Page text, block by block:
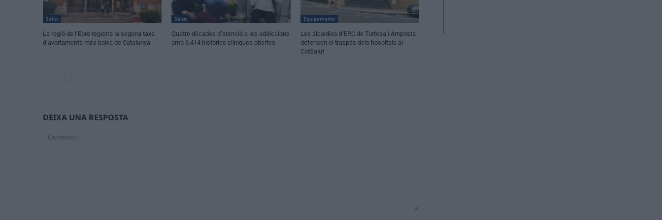
Salut
La regió de l’Ebre registra la segona taxa
d’avortaments més baixa de Catalunya
Salut
Quatre dècades d’atenció a les addiccions
amb 6.414 històries clíniques obertes
Equipaments
Les alcaldies d’ERC de Tortosa i Amposta
defensen el traspàs dels hospitals al
CatSalut
DEIXA UNA RESPOSTA